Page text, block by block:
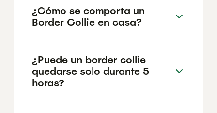
¿Cómo se comporta un
Border Collie en casa?
¿Puede un border collie
quedarse solo durante 5
horas?